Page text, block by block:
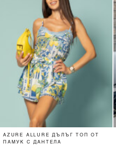
AZURE ALLURE ДЪЛЪГ ТОП ОТ
ПАМУК С ДАНТЕЛА